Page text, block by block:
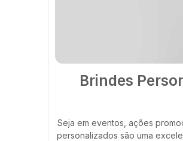
Brindes
Seja em eventos, ações
personalizados são uma